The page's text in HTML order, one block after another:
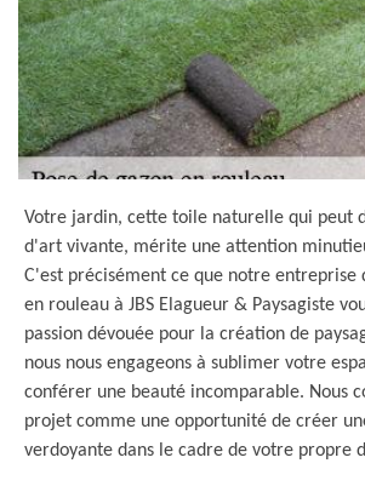
Votre jardin, cette toile naturelle qui peut
d'art vivante, mérite une attention
C'est précisément ce que notre entreprise
en rouleau à JBS Elagueur & Paysagiste
passion dévouée pour la création de
nous nous engageons à sublimer votre
conférer une beauté incomparable. Nous
projet comme une opportunité de créer
verdoyante dans le cadre de votre propre